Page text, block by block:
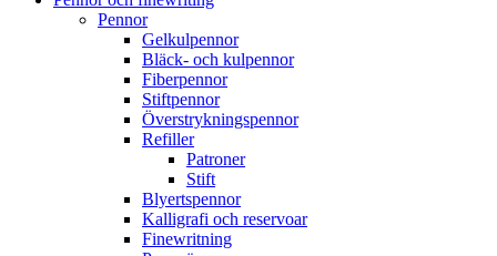
Pennor
Gelkulpennor
Bläck- och kulpennor
Fiberpennor
Stiftpennor
Överstrykningspennor
Refiller
Patroner
Stift
Blyertspennor
Kalligrafi och reservoar
Finewritning